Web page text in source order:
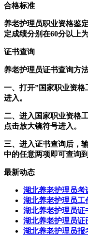
合格标准
养老护理员职业资格鉴
定成绩分别在60分以上为
证书查询
养老护理员证书查询方
一、打开”国家职业资格
进入。
二、进入国家职业资格
点击放大镜符号进入。
三、进入证书查询后，
中的任意两项即可查询
最新动态
湖北养老护理员考
湖北养老护理员工
湖北养老护理员证
湖北养老护理员证
湖北养老护理员报